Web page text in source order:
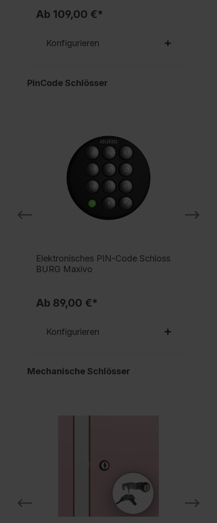
Ab 109,00 €*
Konfigurieren
PinCode Schlösser
Elektronisches PIN-Code Schloss
BURG Maxivo
Ab 89,00 €*
Konfigurieren
Mechanische Schlösser